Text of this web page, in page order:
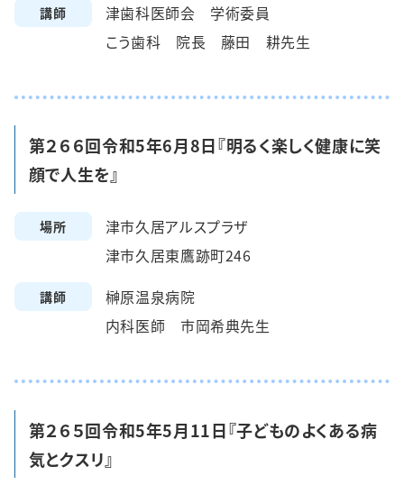
講師
津歯科医師会 学術委員
こう歯科 院長 藤田 耕先生
第２６６回令和5年6月8日『明るく楽しく健康に笑
顔で人生を』
場所
津市久居アルスプラザ
津市久居東鷹跡町246
講師
榊原温泉病院
内科医師 市岡希典先生
第２６５回令和5年5月11日『子どものよくある病
気とクスリ』